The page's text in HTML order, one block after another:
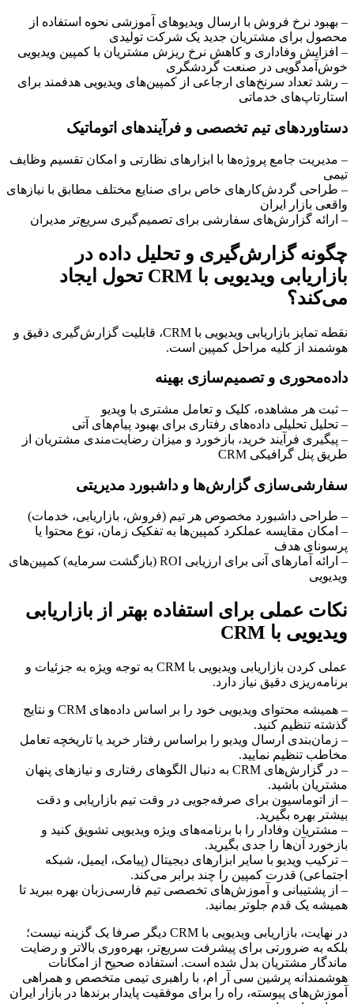
– بهبود نرخ فروش با ارسال ویدیوهای آموزشی نحوه استفاده از
محصول برای مشتریان جدید یک شرکت تولیدی
– افزایش وفاداری و کاهش نرخ ریزش مشتریان با کمپین ویدیویی
خوش‌آمدگویی در صنعت گردشگری
– رشد تعداد سرنخ‌های ارجاعی از کمپین‌های ویدیویی هدفمند برای
استارتاپ‌های خدماتی
دستاوردهای تیم تخصصی و فرآیندهای اتوماتیک
– مدیریت جامع پروژه‌ها با ابزارهای نظارتی و امکان تقسیم وظایف
تیمی
– طراحی گردش‌کارهای خاص برای صنایع مختلف مطابق با نیازهای
واقعی بازار ایران
– ارائه گزارش‌های سفارشی برای تصمیم‌گیری سریع‌تر مدیران
چگونه گزارش‌گیری و تحلیل داده در
بازاریابی ویدیویی با CRM تحول ایجاد
می‌کند؟
نقطه تمایز بازاریابی ویدیویی با CRM، قابلیت گزارش‌گیری دقیق و
هوشمند از کلیه مراحل کمپین است.
داده‌محوری و تصمیم‌سازی بهینه
– ثبت هر مشاهده، کلیک و تعامل مشتری با ویدیو
– تحلیل تحلیلی داده‌های رفتاری برای بهبود پیام‌های آتی
– پیگیری فرآیند خرید، بازخورد و میزان رضایت‌مندی مشتریان از
طریق پنل گرافیکی CRM
سفارشی‌سازی گزارش‌ها و داشبورد مدیریتی
– طراحی داشبورد مخصوص هر تیم (فروش، بازاریابی، خدمات)
– امکان مقایسه عملکرد کمپین‌ها به تفکیک زمان، نوع محتوا یا
پرسونای هدف
– ارائه آمارهای آنی برای ارزیابی ROI (بازگشت سرمایه) کمپین‌های
ویدیویی
نکات عملی برای استفاده بهتر از بازاریابی
ویدیویی با CRM
عملی کردن بازاریابی ویدیویی با CRM به توجه ویژه به جزئیات و
برنامه‌ریزی دقیق نیاز دارد.
– همیشه محتوای ویدیویی خود را بر اساس داده‌های CRM و نتایج
گذشته تنظیم کنید.
– زمان‌بندی ارسال ویدیو را براساس رفتار خرید یا تاریخچه تعامل
مخاطب تنظیم نمایید.
– در گزارش‌های CRM به دنبال الگوهای رفتاری و نیازهای پنهان
مشتریان باشید.
– از اتوماسیون برای صرفه‌جویی در وقت تیم بازاریابی و دقت
بیشتر بهره بگیرید.
– مشتریان وفادار را با برنامه‌های ویژه ویدیویی تشویق کنید و
بازخورد آن‌ها را جدی بگیرید.
– ترکیب ویدیو با سایر ابزارهای دیجیتال (پیامک، ایمیل، شبکه
اجتماعی) قدرت کمپین را چند برابر می‌کند.
– از پشتیبانی و آموزش‌های تخصصی تیم فارسی‌زبان بهره ببرید تا
همیشه یک قدم جلوتر بمانید.
در نهایت، بازاریابی ویدیویی با CRM دیگر صرفا یک گزینه نیست؛
بلکه به ضرورتی برای پیشرفت سریع‌تر، بهره‌وری بالاتر و رضایت
ماندگار مشتریان بدل شده است. استفاده صحیح از امکانات
هوشمندانه پرشین سی آر ام، با راهبری تیمی متخصص و همراهی
آموزش‌های پیوسته، راه را برای موفقیت پایدار برندها در بازار ایران